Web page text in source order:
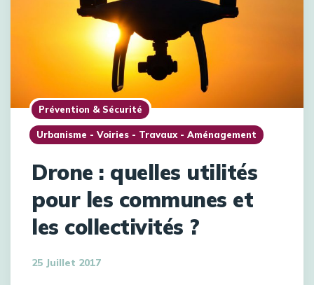
Prévention & Sécurité
Urbanisme - Voiries - Travaux - Aménagement
Drone : quelles utilités
pour les communes et
les collectivités ?
25 Juillet 2017